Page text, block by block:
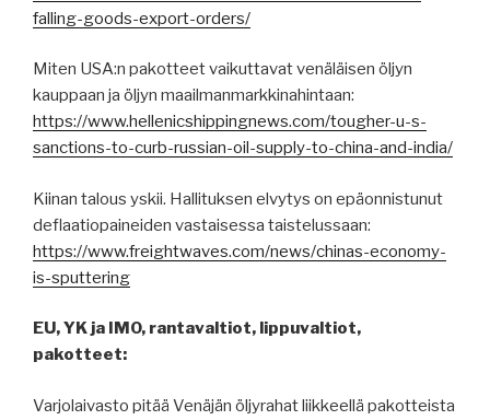
falling-goods-export-orders/
Miten USA:n pakotteet vaikuttavat venäläisen öljyn
kauppaan ja öljyn maailmanmarkkinahintaan:
https://www.hellenicshippingnews.com/tougher-u-s-
sanctions-to-curb-russian-oil-supply-to-china-and-india/
Kiinan talous yskii. Hallituksen elvytys on epäonnistunut
deflaatiopaineiden vastaisessa taistelussaan:
https://www.freightwaves.com/news/chinas-economy-
is-sputtering
EU, YK ja IMO, rantavaltiot, lippuvaltiot,
pakotteet:
Varjolaivasto pitää Venäjän öljyrahat liikkeellä pakotteista